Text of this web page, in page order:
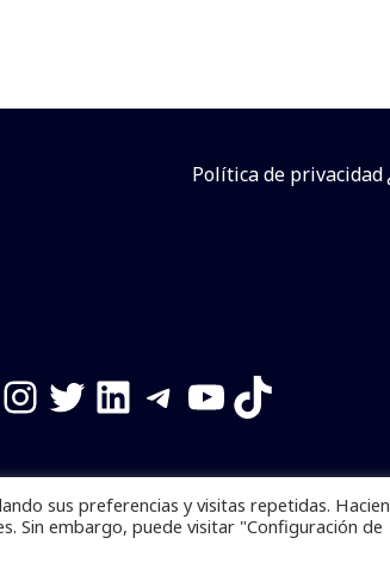
Política de privacidad
Instagram
Twitter
LinkedIn
Telegram
YouTube
TikTok
prohibe el uso de la información total
poryalla ya!
sus preferencias y visitas repetidas.
Sin embargo, puede visitar "Configuración de